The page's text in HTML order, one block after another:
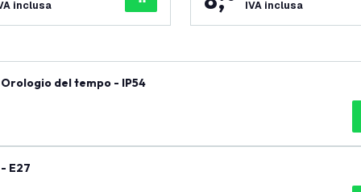
inclusa IVA inclusa
crepuscolare all'esterno - con Orologio del tempo - IP54
E27